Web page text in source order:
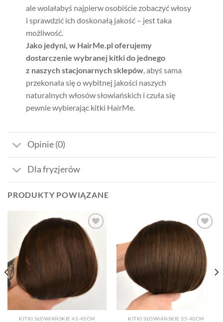
ale wolałabyś najpierw osobiście zobaczyć włosy
i sprawdzić ich doskonałą jakość – jest taka
możliwość.
Jako jedyni, w HairMe.pl oferujemy
dostarczenie wybranej kitki do jednego
z naszych stacjonarnych sklepów, abyś sama
przekonała się o wybitnej jakości naszych
naturalnych włosów słowiańskich i czuła się
pewnie wybierając kitki HairMe.
Opinie (0)
Dla fryzjerów
PRODUKTY POWIĄZANE
Dodaj
do listy
życzeń
KITKI SŁOWIAŃSKIE 41-45CM
Dodaj
do listy
życzeń
KITKI SŁOWIAŃSKIE 35-40CM